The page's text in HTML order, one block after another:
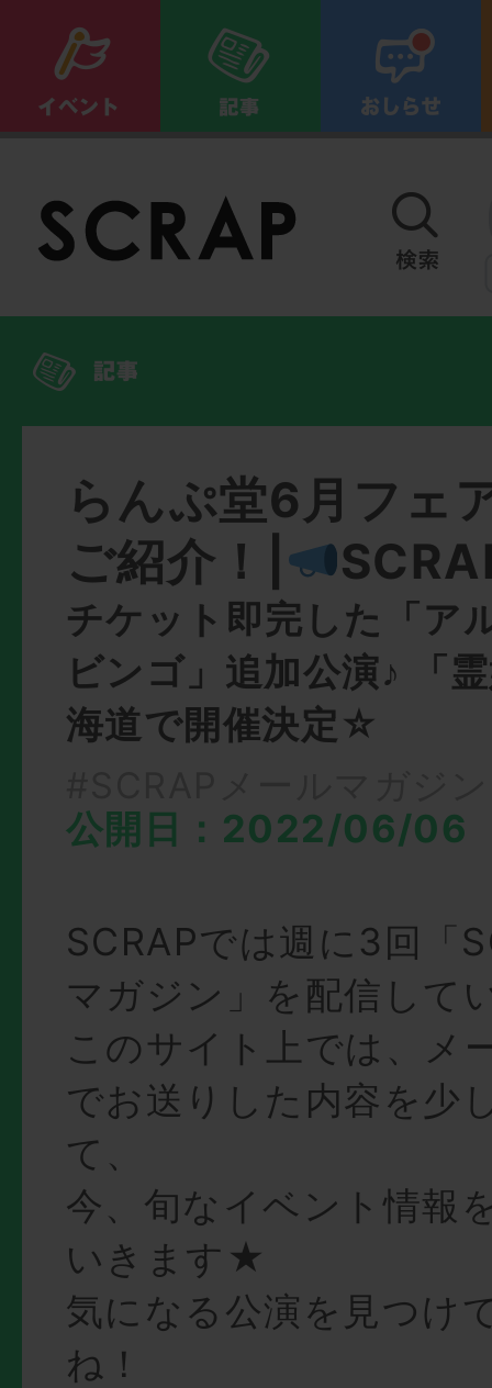
らんぷ堂6月フェ
ご紹介！|
チケット即完した「ア
ビンゴ」追加公演♪ 「
海道で開催決定☆
公開日：2022/06/06
SCRAPでは週に3回「
マガジン」を配信して
このサイト上では、メ
でお送りした内容を少
て、
今、旬なイベント情報
いきます★
気になる公演を見つけ
ね！